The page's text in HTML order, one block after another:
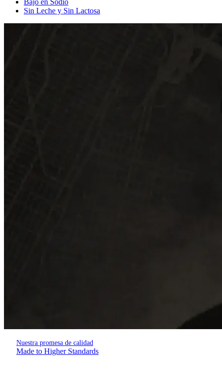
Sin Leche y Sin Lactosa
Nuestra promesa de calidad
Made to Higher Standards